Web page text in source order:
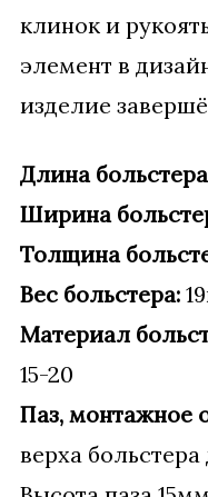
клинок и
элемент в
изделие
Длина больстера
Ширина
Толщина
Вес больстера:
Материал
15-20
Паз, монтажное
верха